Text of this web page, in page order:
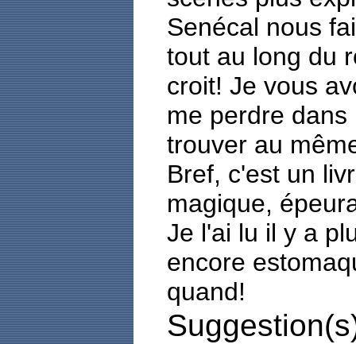
Senécal nous
tout au long du
croit! Je vous
me perdre
trouver au
Bref, c'est un
magique,
Je l'ai lu il y a
encore
quand!